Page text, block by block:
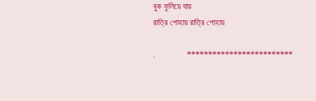
বুক ফুলিয়ে যায়
রাত্রি পোহায় রাত্রি পোহায়
.